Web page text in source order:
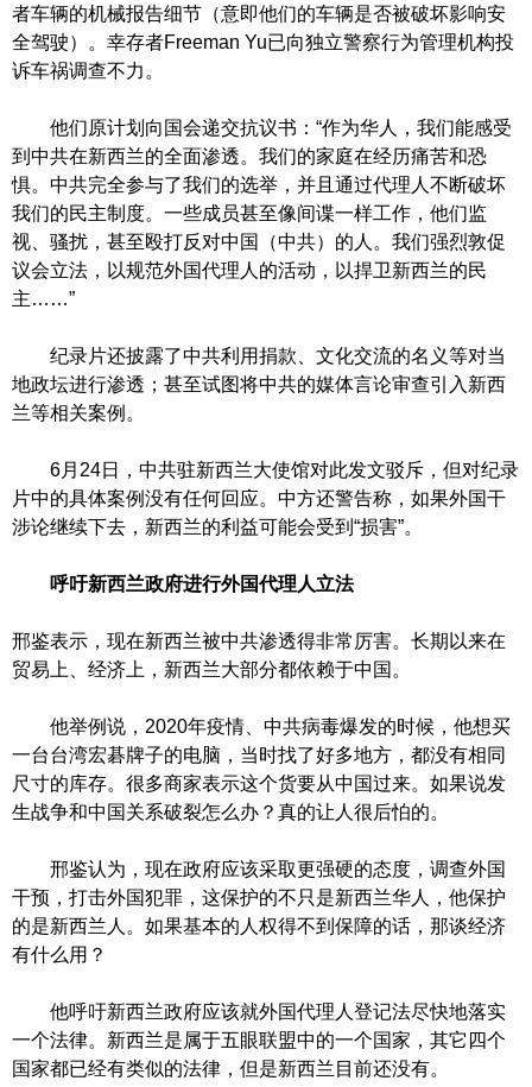
者车辆的机械报告细节（意即他们的车辆是否被破坏影响安
全驾驶）。幸存者Freeman Yu已向独立警察行为管理机构投
诉车祸调查不力。
他们原计划向国会递交抗议书：“作为华人，我们能感受
到中共在新西兰的全面渗透。我们的家庭在经历痛苦和恐
惧。中共完全参与了我们的选举，并且通过代理人不断破坏
我们的民主制度。一些成员甚至像间谍一样工作，他们监
视、骚扰，甚至殴打反对中国（中共）的人。我们强烈敦促
议会立法，以规范外国代理人的活动，以捍卫新西兰的民
主……”
纪录片还披露了中共利用捐款、文化交流的名义等对当
地政坛进行渗透；甚至试图将中共的媒体言论审查引入新西
兰等相关案例。
6月24日，中共驻新西兰大使馆对此发文驳斥，但对纪录
片中的具体案例没有任何回应。中方还警告称，如果外国干
涉论继续下去，新西兰的利益可能会受到“损害”。
呼吁新西兰政府进行外国代理人立法
邢鉴表示，现在新西兰被中共渗透得非常厉害。长期以来在
贸易上、经济上，新西兰大部分都依赖于中国。
他举例说，2020年疫情、中共病毒爆发的时候，他想买
一台台湾宏碁牌子的电脑，当时找了好多地方，都没有相同
尺寸的库存。很多商家表示这个货要从中国过来。如果说发
生战争和中国关系破裂怎么办？真的让人很后怕的。
邢鉴认为，现在政府应该采取更强硬的态度，调查外国
干预，打击外国犯罪，这保护的不只是新西兰华人，他保护
的是新西兰人。如果基本的人权得不到保障的话，那谈经济
有什么用？
他呼吁新西兰政府应该就外国代理人登记法尽快地落实
一个法律。新西兰是属于五眼联盟中的一个国家，其它四个
国家都已经有类似的法律，但是新西兰目前还没有。